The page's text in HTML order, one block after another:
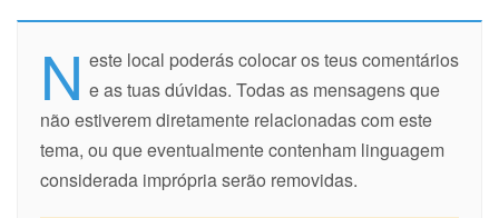
N este local poderás colocar os teus comentários
e as tuas dúvidas. Todas as mensagens que
não estiverem diretamente relacionadas com este
tema, ou que eventualmente contenham linguagem
considerada imprópria serão removidas.